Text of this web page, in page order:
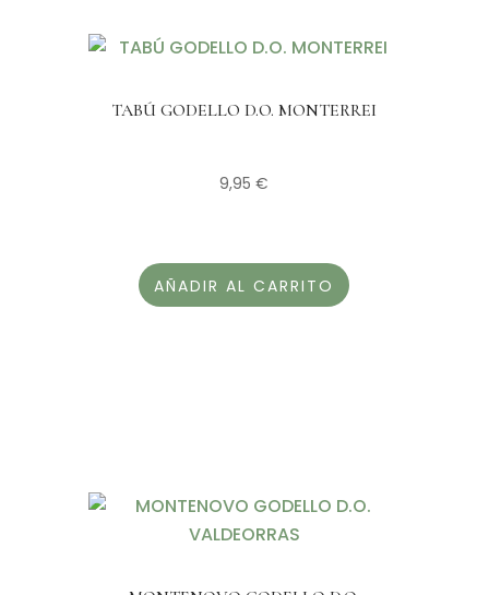
TABÚ GODELLO D.O. MONTERREI
9,95€
AÑADIR AL CARRITO